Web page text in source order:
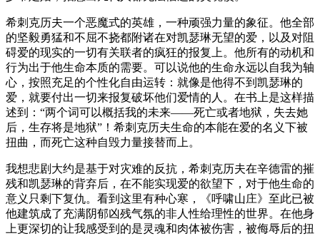
希刺克历夫一个恶魔式的英雄，一种顽强力量的象征。他全部
的坚毅勇猛和不屈不挠都附诸在对凯瑟琳无望的爱，以及对阻
碍爱的现实的一切有关联者的疯狂的报复上。他所有的动机和
行为出于他生命本质的需要。可以说他的生命永远以自我为轴
心，按照充足的个性化自由运转：就像是他得不到凯瑟琳的
爱，就要付出一切来报复破坏他们爱情的人。在书上是这样描
述到：“两个词可以概括我的未来——死亡或者地狱，失去她
后，生存将是地狱”！希刺克历夫生命的本能在爱的名义下被
扭曲，而死亡这种自毁力量接替而上。
我想悲剧大约是基于对灾难的反抗，希刺克历夫在辛德雷的摧
残和凯瑟琳的背弃后，在不能实现爱的欲望下，对于他生命的
意义只剩下复仇。看到这里有种心寒，《呼啸山庄》至此已被
他建筑成了充满阴郁凶残气氛的非人性给理性的世界。在他身
上更深切的让我感受到的是灵魂和肉体被伤害，被侮辱后的扭